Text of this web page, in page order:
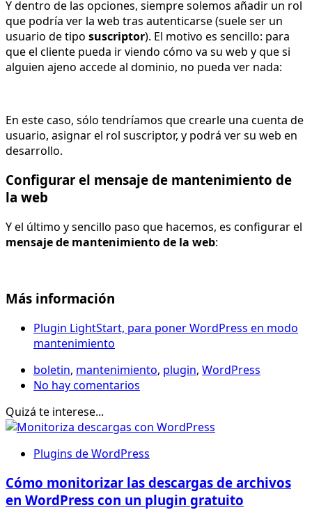
Y dentro de las opciones, siempre solemos añadir un rol
que podría ver la web tras autenticarse (suele ser un
usuario de tipo suscriptor). El motivo es sencillo: para
que el cliente pueda ir viendo cómo va su web y que si
alguien ajeno accede al dominio, no pueda ver nada:
En este caso, sólo tendríamos que crearle una cuenta de
usuario, asignar el rol suscriptor, y podrá ver su web en
desarrollo.
Configurar el mensaje de mantenimiento de
la web
Y el último y sencillo paso que hacemos, es configurar el
mensaje de mantenimiento de la web:
Más información
Plugin LightStart, para poner WordPress en modo
mantenimiento
boletin, mantenimiento, plugin, WordPress
No hay comentarios
Quizá te interese...
Plugins de WordPress
Cómo monitorizar las descargas de archivos
en WordPress con un plugin gratuito